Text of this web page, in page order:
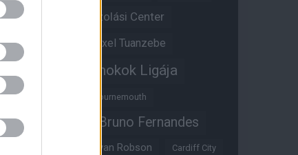
Aston Villa Átigazolási Center
Átigazolások Axel Tuanzebe
Bajnokok Ligája
Benjamin Sesko Bournemouth
Brandon Williams Bruno Fernandes
Bryan Robson Cardiff City